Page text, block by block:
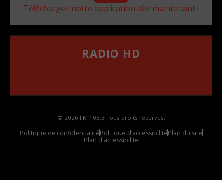
Téléchargez notre application dès maintenant !
RADIO HD
© 2026 FM 103,3 Tous droits réservés.
Politique de confidentialitéPolitique d’accessibilitéPlan du site
Plan d'accessibilite